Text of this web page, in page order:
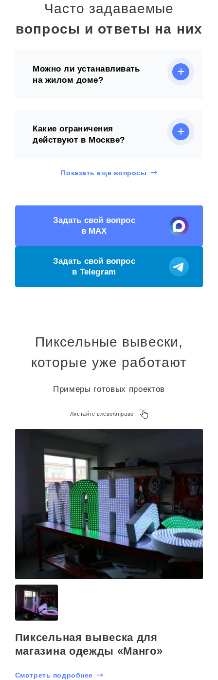
Часто задаваемые
вопросы и ответы на них
Можно ли устанавливать
на жилом доме?
Какие ограничения
действуют в Москве?
Показать еще вопросы
Задать свой вопрос
в MAX
Задать свой вопрос
в Telegram
Пиксельные вывески,
которые уже работают
Примеры готовых проектов
Листайте влево/вправо
Пиксельная вывеска для
магазина одежды «Манго»
Смотреть подробнее